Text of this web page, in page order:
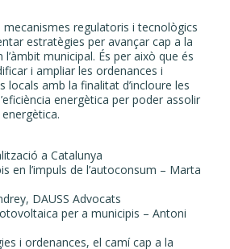
regulatoris i tecnològics
estratègies per avançar cap a la
municipal. És per això que és
i ampliar les ordenances i
locals amb la finalitat d’incloure les
energètica per poder assolir
a Catalunya
en l’impuls de l’autoconsum – Marta
DAUSS Advocats
per a municipis – Antoni
i ordenances, el camí cap a la